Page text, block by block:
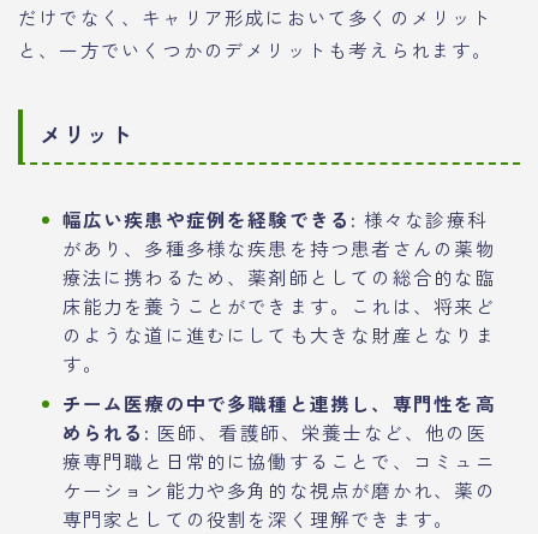
だけでなく、キャリア形成において多くのメリット
と、一方でいくつかのデメリットも考えられます。
メリット
幅広い疾患や症例を経験できる: 様々な診療科
があり、多種多様な疾患を持つ患者さんの薬物
療法に携わるため、薬剤師としての総合的な臨
床能力を養うことができます。これは、将来ど
のような道に進むにしても大きな財産となりま
す。
チーム医療の中で多職種と連携し、専門性を高
められる: 医師、看護師、栄養士など、他の医
療専門職と日常的に協働することで、コミュニ
ケーション能力や多角的な視点が磨かれ、薬の
専門家としての役割を深く理解できます。